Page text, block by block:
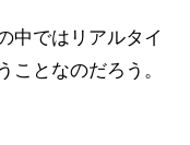
中ではリアルタイ
ことなのだろう。